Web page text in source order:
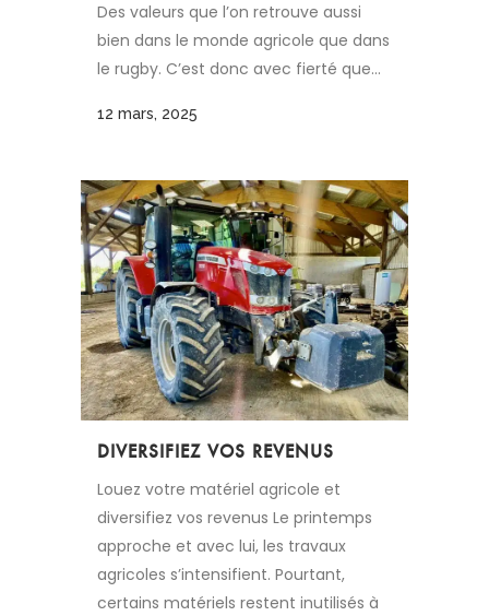
Des valeurs que l’on retrouve aussi
bien dans le monde agricole que dans
le rugby. C’est donc avec fierté que...
12 mars, 2025
DIVERSIFIEZ VOS REVENUS
Louez votre matériel agricole et
diversifiez vos revenus Le printemps
approche et avec lui, les travaux
agricoles s’intensifient. Pourtant,
certains matériels restent inutilisés à